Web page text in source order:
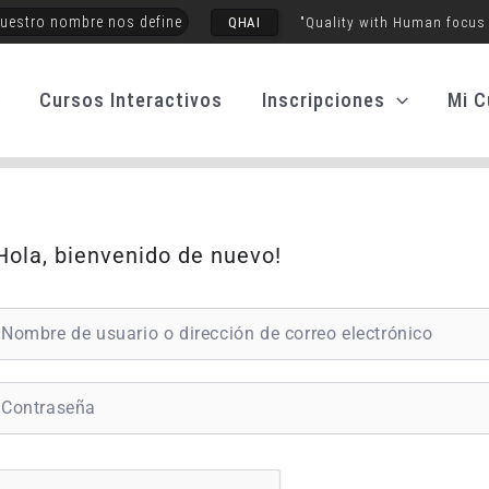
nombre nos define QHAI "Quality with Human
Cursos Interactivos Inscripciones Mi
bienvenido de nuevo!